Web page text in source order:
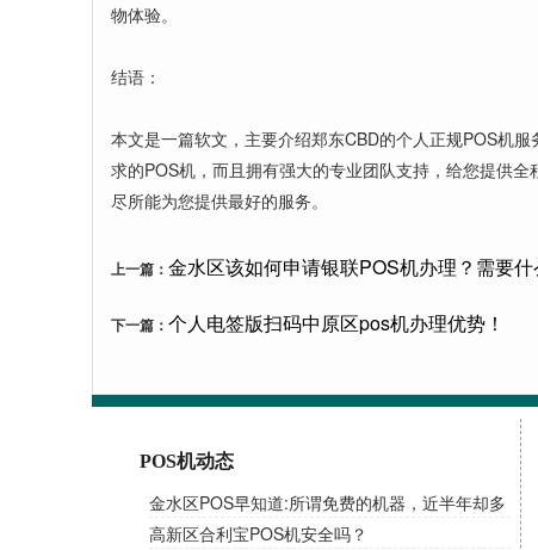
物体验。
结语：
本文是一篇软文，主要介绍郑东CBD的个人正规POS机
求的POS机，而且拥有强大的专业团队支持，给您提供
尽所能为您提供最好的服务。
上一篇： 金水区该如何申请银联POS机办理？需要什
下一篇： 个人电签版扫码中原区pos机办理优势！
POS机动态
金水区POS早知道:所谓免费的机器，近半年却多
次扣取流量费！
高新区合利宝POS机安全吗？